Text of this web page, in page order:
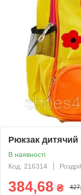
Рюкзак
В наявності
Код: 216314
384,68 ₴